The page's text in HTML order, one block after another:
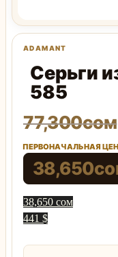
Серьги
585
77,300сом
ПЕРВОНАЧАЛЬНАЯ
38,650
38,650 сом
441 $